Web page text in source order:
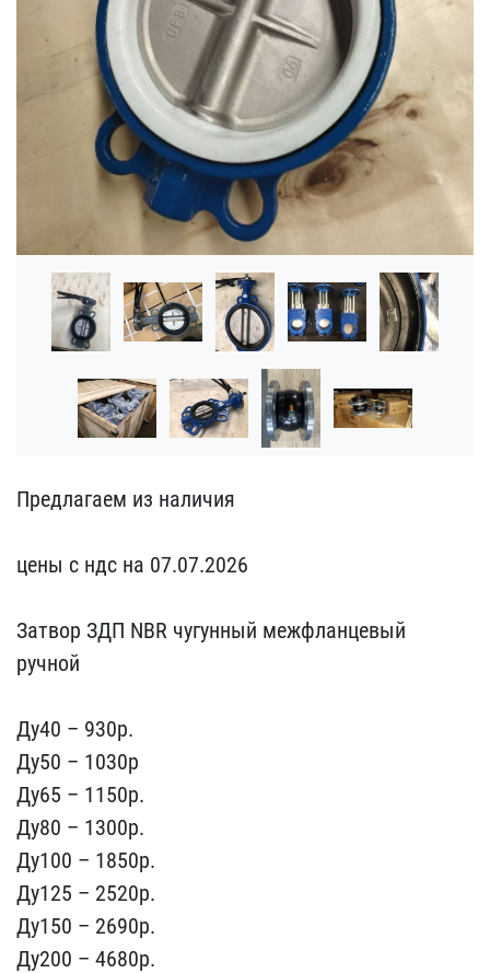
Предлагаем из наличия
ц​ены с ндс на 07.07.2026
Затвор ЗДП NBR чугунный​ межфланцевый
ручной
Ду​40 – 930p.
Ду50 – 1030р
​Ду65 – 1150p.
Ду80 – 130​0p.
Ду100 – 1850p.
Ду125​ – 2520р.
Ду150 – 2690p.​
Ду200 – 4680p.